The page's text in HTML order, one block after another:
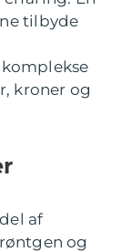
tilbyde
kroner og
af
og